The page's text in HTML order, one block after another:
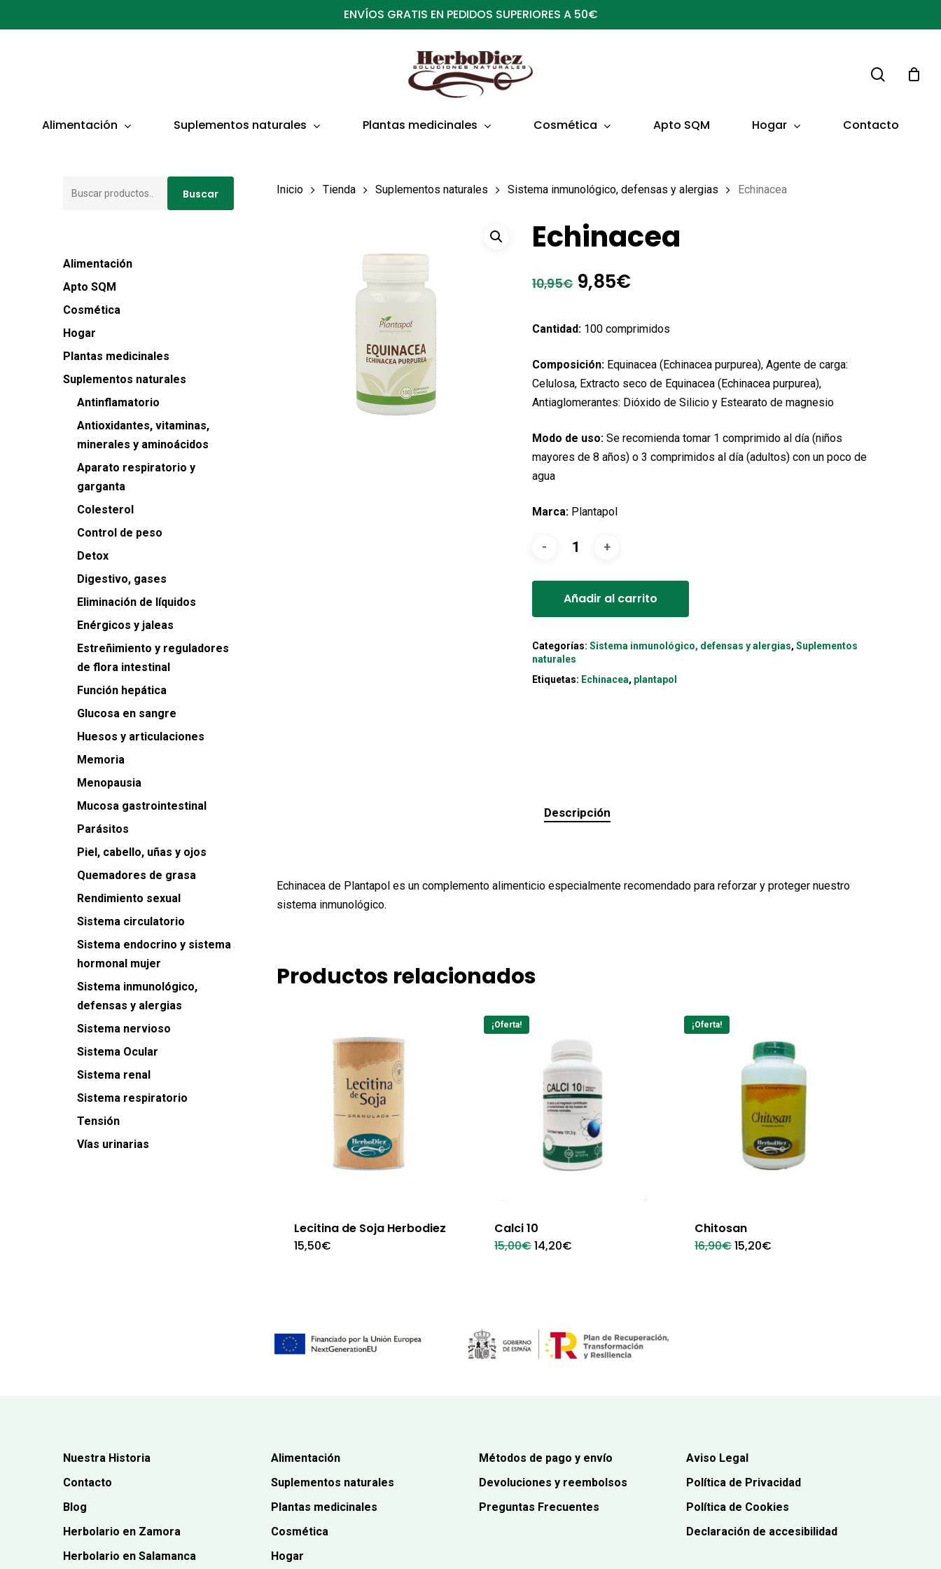
al
ENVÍOS GRATIS EN PEDIDOS SUPERIORES A 50€
Presionar ENTER para buscar o ESC para cerrar
Alimentación Suplementos naturales Plantas medicinales Cosmética Apto SQM Hogar Contacto
Buscar
Alimentación
Apto SQM
Cosmética
Hogar
Plantas medicinales
Suplementos naturales
Antinflamatorio
Antioxidantes, vitaminas,
minerales y aminoácidos
Aparato respiratorio y
garganta
Colesterol
Control de peso
Detox
Digestivo, gases
Eliminación de líquidos
Enérgicos y jaleas
Estreñimiento y reguladores
de flora intestinal
Función hepática
Glucosa en sangre
Huesos y articulaciones
Memoria
Menopausia
Mucosa gastrointestinal
Parásitos
Piel, cabello, uñas y ojos
Quemadores de grasa
Rendimiento sexual
Sistema circulatorio
Sistema endocrino y sistema
hormonal mujer
Sistema inmunológico,
defensas y alergias
Sistema nervioso
Sistema Ocular
Sistema renal
Sistema respiratorio
Tensión
Vías urinarias
Inicio Tienda Suplementos naturales Sistema inmunológico, defensas y alergias Echinacea
Echinacea
10,95€ El
original
10,95€.
9,85€
actual
9,85€.
Cantidad: 100 comprimidos
Composición: Equinacea (Echinacea purpurea), Agente de carga:
Celulosa, Extracto seco de Equinacea (Echinacea purpurea),
Antiaglomerantes: Dióxido de Silicio y Estearato de magnesio
Modo de uso: Se recomienda tomar 1 comprimido al día (niños
mayores de 8 años) o 3 comprimidos al día (adultos) con un poco de
agua
Marca: Plantapol
Añadir al carrito
Categorías:Sistema inmunológico, defensas y alergias,Suplementos
naturales
Etiquetas: Echinacea, plantapol
Descripción
Echinacea de Plantapol es un complemento alimenticio especialmente recomendado para reforzar y proteger nuestro
sistema inmunológico.
Productos relacionados
Lecitina de Soja Herbodiez
15,50€
¡Oferta!
Calci 10
15,00€El
precio
14,20€
¡Oferta!
Chitosan
16,90€El
precio
15,20€
Nuestra Historia
Contacto
Blog
Herbolario en Zamora
Herbolario en Salamanca
Alimentación
Suplementos naturales
Plantas medicinales
Cosmética
Hogar
Métodos de pago y envío
Devoluciones y reembolsos
Preguntas Frecuentes
Aviso Legal
Política de Privacidad
Política de Cookies
Declaración de accesibilidad